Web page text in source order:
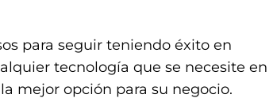
para seguir teniendo éxito en
tecnología que se necesite en
mejor opción para su negocio.